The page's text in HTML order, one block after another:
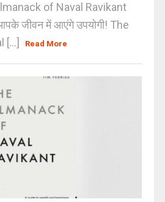
of Naval Ravikant
जीवन में आएंगे उपयोगी! The
[...]
Read More